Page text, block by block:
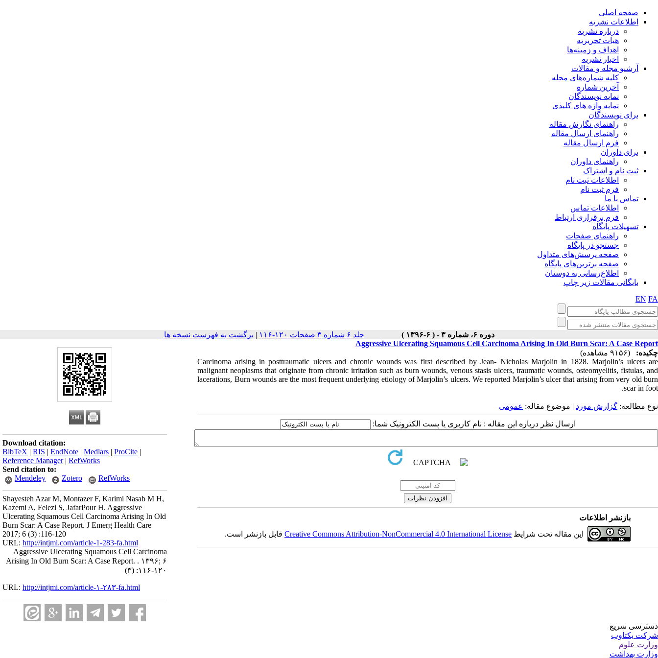
صفحه اصلی
اطلاعات نشریه
درباره نشریه
هیات تحریریه
اهداف و زمینه‌ها
اخبار نشریه
آرشیو مجله و مقالات
کلیه شماره‌های مجله
آخرین شماره
نمایه نویسندگان
نمایه واژه های کلیدی
برای نویسندگان
راهنمای نگارش مقاله
راهنمای ارسال مقاله
فرم ارسال مقاله
برای داوران
راهنمای داوران
ثبت نام و اشتراک
اطلاعات ثبت نام
فرم ثبت نام
تماس با ما
اطلاعات تماس
فرم برقراری ارتباط
تسهیلات پایگاه
راهنمای صفحات
جستجو در پایگاه
صفحه پرسش‌های متداول
صفحه برترین‌های پایگاه
اطلاع‌رسانی به دوستان
بایگانی مقالات زیر چاپ
EN FA
دوره ۶، شماره ۳ - ( ۶-۱۳۹۶ ) جلد ۶ شماره ۳ صفحات ۱۲۰-۱۱۶ | برگشت به فهرست نسخه ها
Download citation:
BibTeX | RIS | EndNote | Medlars | ProCite |
Reference Manager| RefWorks
Send citation to:
Mendeley
Zotero RefWorks
Shayesteh Azar M, Montazer F, Karimi Nasab M H,
Kazemi A, Felezi S, JafarPour H. Aggressive
Ulcerating Squamous Cell Carcinoma Arising In Old
Burn Scar: A Case Report. J Emerg Health Care
2017; 6 (3) :116-120
URL: http://intjmi.com/article-1-283-fa.html
Aggressive Ulcerating Squamous Cell Carcinoma
Arising In Old Burn Scar: A Case Report. . ۱۳۹۶; ۶
(۳) :۱۱۶-۱۲۰
URL: http://intjmi.com/article-۱-۲۸۳-fa.html
Aggressive Ulcerating Squamous Cell Carcinoma Arising In Old Burn Scar: A Case Report
چکیده:
(۹۱۵۶ مشاهده)
Carcinoma arising in posttraumatic ulcers and chronic wounds was first described by Jean- Nicholas Marjolin in 1828. Marjolin’s ulcers are
malignant neoplasms that originate from chronic irritation such as burn wounds, venous stasis ulcers, traumatic wounds, osteomyelitis, fistulas, and
lacerations, Burn wounds are the most frequent underlying etiology of Marjolin’s ulcers. We reported Marjolin’s ulcer that arising from very old burn
scar in foot.
نوع مطالعه: گزارش مورد | موضوع مقاله: عمومى
ارسال نظر درباره این مقاله : نام کاربری یا پست الکترونیک شما:
بازنشر اطلاعات
این مقاله تحت شرایط Creative Commons Attribution-NonCommercial 4.0 International Licenseقابل بازنشر است.
دسترسی سریع
شرکت یکتاوب
وزارت علوم
وزارت بهداشت